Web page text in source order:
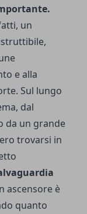
un
e alla
Sul lungo
dal
da un grande
trovarsi in
ascensore è
quanto